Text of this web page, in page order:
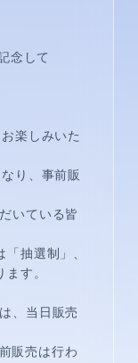
念して
楽しみいた
り、事前販
いている皆
抽選制」、
す。
、当日販売
販売は行わ